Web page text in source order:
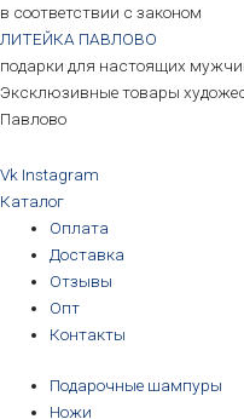
в соответствии с законом
ЛИТЕЙКА ПАВЛОВО
подарки для настоящих
Эксклюзивные товары
Павлово
Vk Instagram
Каталог
Оплата
Доставка
Отзывы
Опт
Контакты
Подарочные шампуры
Ножи